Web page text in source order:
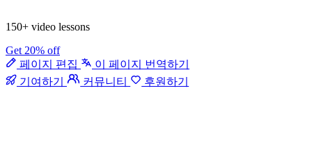
150+ video lessons
Get 20% off
페이지 편집
이 페이지 번역하기
기여하기
커뮤니티 후원하기